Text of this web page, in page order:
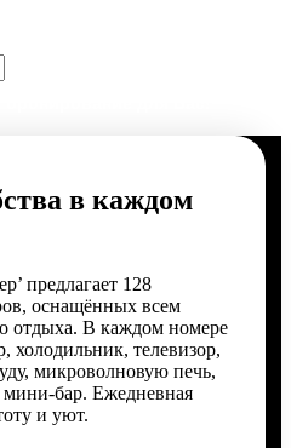
в каждом
предлагает 128
оснащённых всем
отдыха. В каждом номере
холодильник, телевизор,
микроволновую печь,
бар. Ежедневная
и уют.